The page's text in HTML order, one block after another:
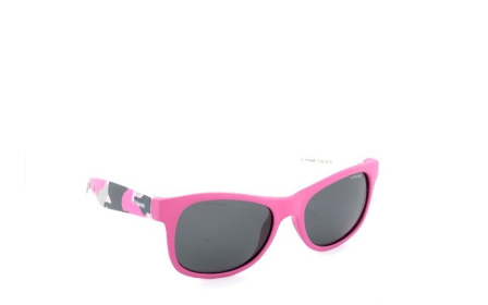
In den Warenkorb